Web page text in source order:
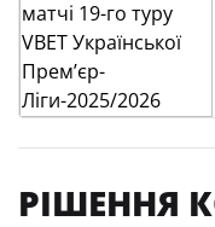
РІШЕННЯ